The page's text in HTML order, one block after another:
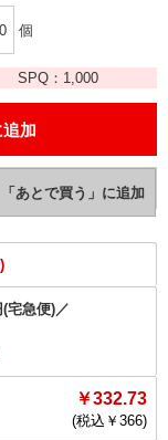
個
SPQ： 1,000
(宅急便)／
￥332.73
(税込￥ 366)